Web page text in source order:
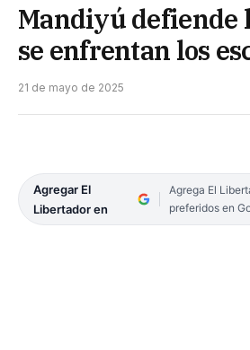
Mandiyú defiende
se enfrentan los
21 de mayo de 2025
Agregar El
Libertador en
Agrega El
preferidos en